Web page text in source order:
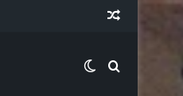
Random
Switch skin
Search for